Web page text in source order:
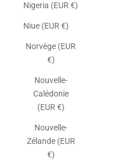
Nigeria (EUR €)
Niue (EUR €)
Norvège (EUR
€)
Nouvelle-
Calédonie
(EUR €)
Nouvelle-
Zélande (EUR
€)